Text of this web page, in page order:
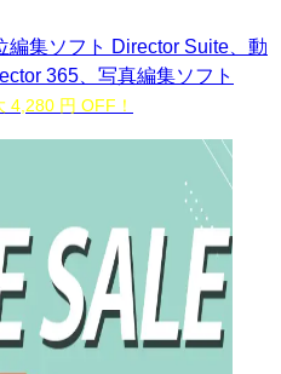
編集ソフト Director Suite、動
365、写真編集ソフト
4,280 円 OFF！